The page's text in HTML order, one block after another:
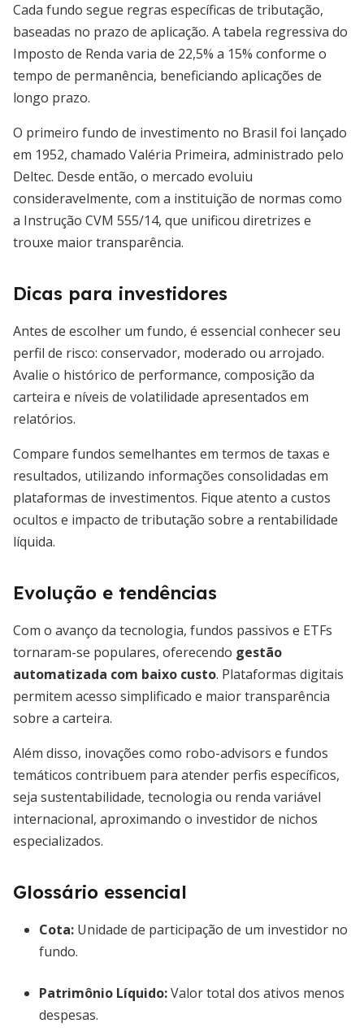
Cada fundo segue regras específicas de tributação,
baseadas no prazo de aplicação. A tabela regressiva do
Imposto de Renda varia de 22,5% a 15% conforme o
tempo de permanência, beneficiando aplicações de
longo prazo.
O primeiro fundo de investimento no Brasil foi lançado
em 1952, chamado Valéria Primeira, administrado pelo
Deltec. Desde então, o mercado evoluiu
consideravelmente, com a instituição de normas como
a Instrução CVM 555/14, que unificou diretrizes e
trouxe maior transparência.
Dicas para investidores
Antes de escolher um fundo, é essencial conhecer seu
perfil de risco: conservador, moderado ou arrojado.
Avalie o histórico de performance, composição da
carteira e níveis de volatilidade apresentados em
relatórios.
Compare fundos semelhantes em termos de taxas e
resultados, utilizando informações consolidadas em
plataformas de investimentos. Fique atento a custos
ocultos e impacto de tributação sobre a rentabilidade
líquida.
Evolução e tendências
Com o avanço da tecnologia, fundos passivos e ETFs
tornaram-se populares, oferecendo gestão
automatizada com baixo custo. Plataformas digitais
permitem acesso simplificado e maior transparência
sobre a carteira.
Além disso, inovações como robo-advisors e fundos
temáticos contribuem para atender perfis específicos,
seja sustentabilidade, tecnologia ou renda variável
internacional, aproximando o investidor de nichos
especializados.
Glossário essencial
Cota: Unidade de participação de um investidor no
fundo.
Patrimônio Líquido:Valor total dos ativos menos
despesas.